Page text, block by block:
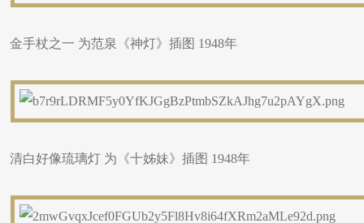
金手杖之一 为范泉《神灯》插图 1948年
清白好像琉璃灯 为《十姊妹》插图 1948年